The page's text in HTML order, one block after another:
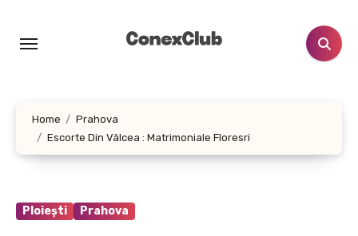
content
Home
Prahova
Escorte Din Vâlcea : Matrimoniale Floresri
Ploiești Prahova